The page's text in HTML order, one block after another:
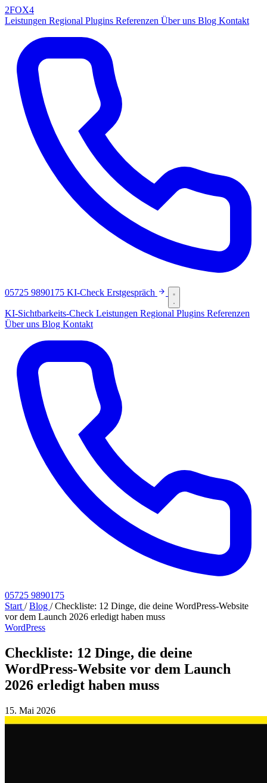
2FOX4
Leistungen Regional Plugins Referenzen Über uns Blog Kontakt
05725 9890175 KI-Check Erstgespräch
KI-Sichtbarkeits-Check Leistungen Regional Plugins Referenzen
Über uns Blog Kontakt
05725 9890175
Start / Blog / Checkliste: 12 Dinge, die deine WordPress-Website
vor dem Launch 2026 erledigt haben muss
WordPress
Checkliste: 12 Dinge, die deine
WordPress-Website vor dem Launch
2026 erledigt haben muss
15. Mai 2026